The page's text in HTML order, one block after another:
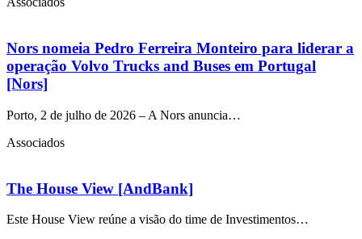
Nors nomeia Pedro Ferreira Monteiro para liderar a
operação Volvo Trucks and Buses em Portugal
[Nors]
Porto, 2 de julho de 2026 – A Nors anuncia…
Associados
The House View [AndBank]
Este House View reúne a visão do time de Investimentos…